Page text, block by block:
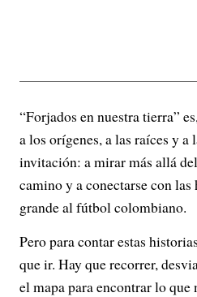
“Forjados en nuestra tierra”
a los orígenes, a las raíces y
invitación: a mirar más allá
camino y a conectarse con las
grande al fútbol colombiano.
Pero para contar estas
que ir. Hay que recorrer,
el mapa para encontrar lo que